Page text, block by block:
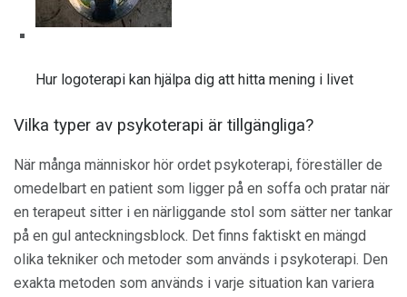
Hur logoterapi kan hjälpa dig att hitta mening i livet
Vilka typer av psykoterapi är tillgängliga?
När många människor hör ordet psykoterapi, föreställer de
omedelbart en patient som ligger på en soffa och pratar när
en terapeut sitter i en närliggande stol som sätter ner tankar
på en gul anteckningsblock. Det finns faktiskt en mängd
olika tekniker och metoder som används i psykoterapi. Den
exakta metoden som används i varje situation kan variera